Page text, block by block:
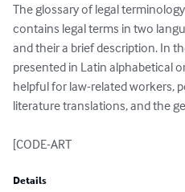
The glossary of legal
contains legal terms in two
and their a brief description. In
presented in Latin alphabetical
helpful for law-related workers,
literature translations, and the
[CODE-ART
Details